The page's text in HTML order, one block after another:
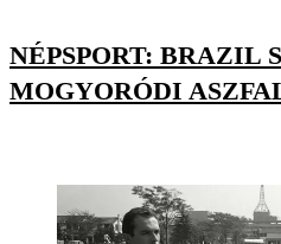
NÉPSPORT: BRAZIL
MOGYORÓDI